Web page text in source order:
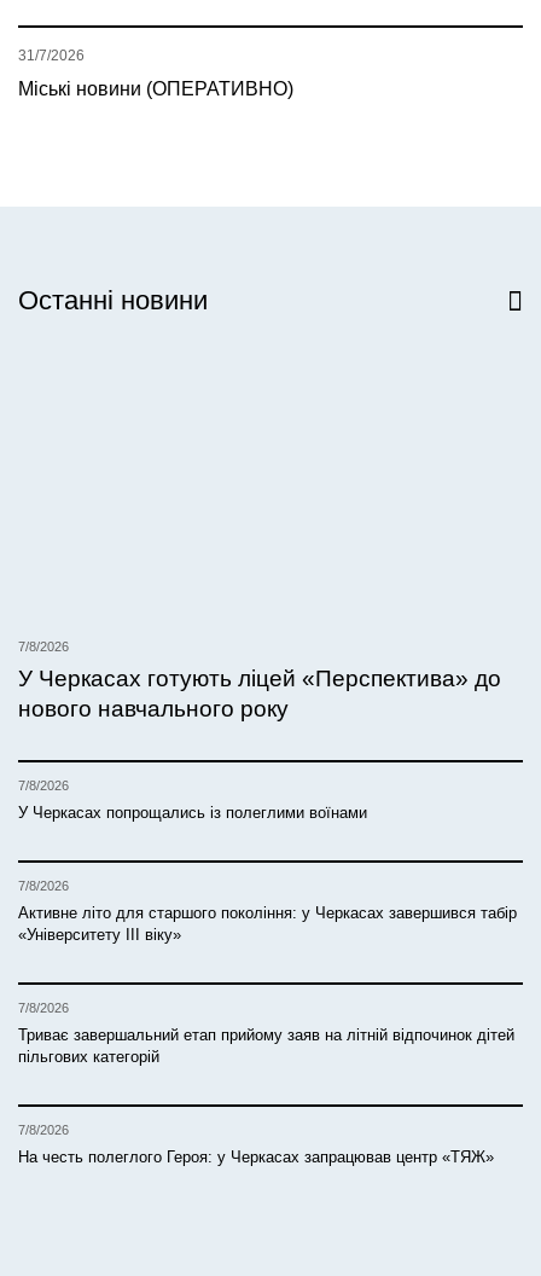
Міські новини (ОПЕРАТИВНО)
31/7/2026
Останні новини
7/8/2026
У Черкасах готують ліцей «Перспектива» до
нового навчального року
7/8/2026
У Черкасах попрощались із полеглими воїнами
7/8/2026
Активне літо для старшого покоління: у Черкасах завершився табір
«Університету ІІІ віку»
7/8/2026
Триває завершальний етап прийому заяв на літній відпочинок дітей
пільгових категорій
7/8/2026
На честь полеглого Героя: у Черкасах запрацював центр «ТЯЖ»